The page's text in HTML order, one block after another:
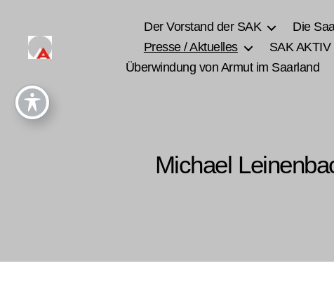
Der Vorstand der SAK Die
Presse / Aktuelles
SAK AKTIV
Überwindung von Armut im Saarland
Michael